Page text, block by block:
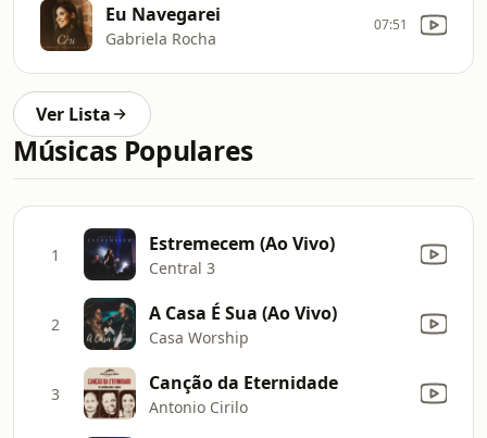
Eu Navegarei
Gabriela Rocha
07:51
Ver Lista
Músicas Populares
1 Estremecem (Ao Vivo)
Central 3
2 A Casa É Sua (Ao Vivo)
Casa Worship
3 Canção da Eternidade
Antonio Cirilo